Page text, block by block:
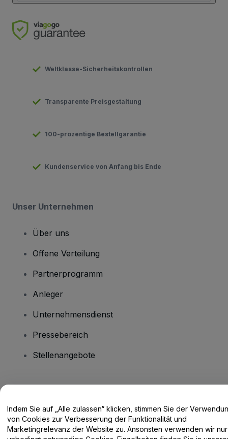
Weltklasse-Sicherheitskontrollen
Transparente Preisgestaltung
100-prozentige Bestellgarantie
Kundenservice von Anfang bis Ende
Unser Unternehmen
Über uns
Offene Verteilung
Partnerprogramm
Anleger
Unternehmensdienst
Pressebereich
Stellenangebote
Hilfe-Center / Kontakt
Indem Sie auf „Alle zulassen“ klicken, stimmen Sie der
von Cookies zur Verbesserung der Funktionalität und
Marketingrelevanz der Website zu. Ansonsten verwenden wir nur